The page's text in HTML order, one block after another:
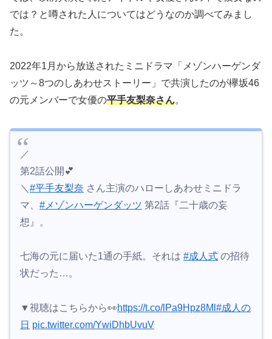
では？と噂された人についてはどうなのか調べてみまし
た。
2022年1月から放送されたミニドラマ「メゾンハーゲンダ
ッツ～8つのしあわせストーリー」で共演したのが欅坂46
の元メンバーで女優の平手友梨奈さん。
／
第2話公開💕
＼ #平手友梨奈 さん主演のハローしあわせミニドラ
マ、 #メゾンハーゲンダッツ 第2話『二十歳の妄
想』。
七海の元に届いた1通の手紙。それは #成人式 の招待
状だった…。
▼視聴はこちらから👀https://t.co/lPa9Hpz8Ml #成人の
日 pic.twitter.com/YwiDhbUvuV